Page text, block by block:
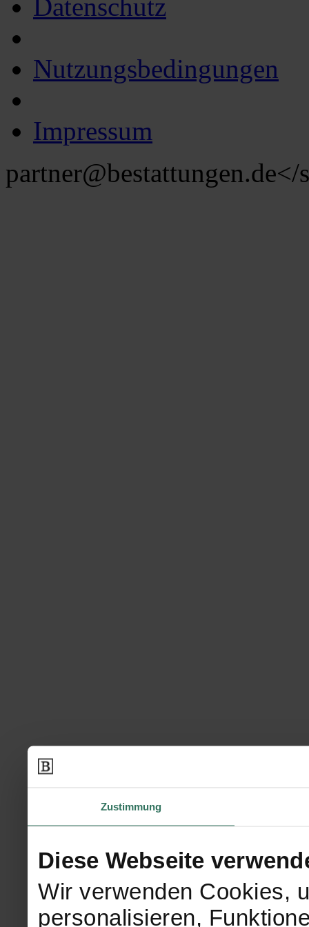
Zustimmung
Diese Webseite
Wir verwenden Cookies,
personalisieren,
Datenschutz
Nutzungsbedingungen
Impressum
partner@bestattungen.de</